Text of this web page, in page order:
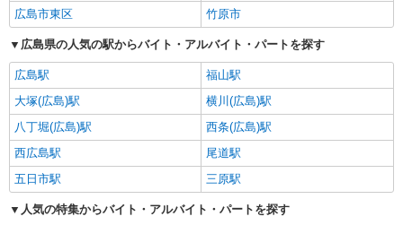
広島市東区
竹原市
広島県の人気の駅からバイト・アルバイト・パートを探す
広島駅
福山駅
大塚(広島)駅
横川(広島)駅
八丁堀(広島)駅
西条(広島)駅
西広島駅
尾道駅
五日市駅
三原駅
人気の特集からバイト・アルバイト・パートを探す